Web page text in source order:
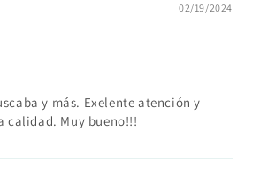
02/19/2024
y más. Exelente atención y
calidad. Muy bueno!!!